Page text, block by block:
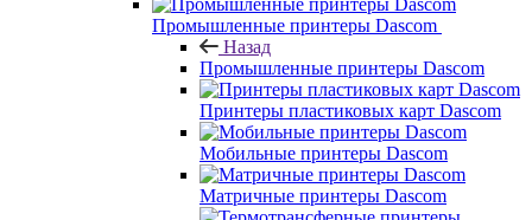
Промышленные принтеры Dascom
Назад
Промышленные принтеры Dascom
Принтеры пластиковых карт Dascom
Мобильные принтеры Dascom
Матричные принтеры Dascom